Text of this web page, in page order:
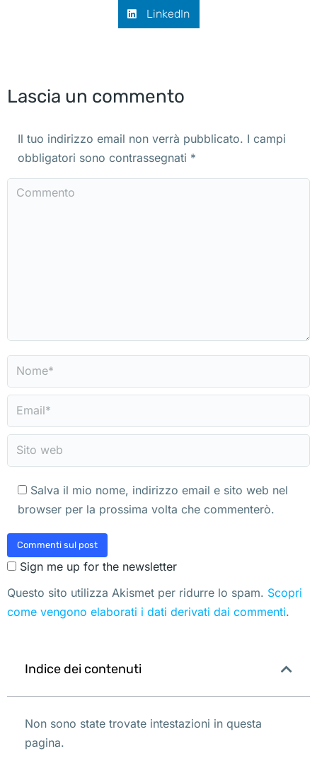
LinkedIn
Lascia un commento
Il tuo indirizzo email non verrà pubblicato. I campi
obbligatori sono contrassegnati *
Commento
Nome *
Email *
Sito web
Salva il mio nome, indirizzo email e sito web nel
browser per la prossima volta che commenterò.
Commenti sul post
Sign me up for the newsletter
Questo sito utilizza Akismet per ridurre lo spam. Scopri
come vengono elaborati i dati derivati dai commenti.
Indice dei contenuti
Non sono state trovate intestazioni in questa
pagina.